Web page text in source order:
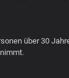
über 30